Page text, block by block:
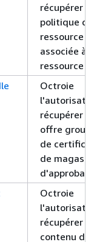
récupérer la
politique de
ressource
associée à la
ressource
Octroie
récupérer
offre
de
de magasin
Octroie
récupérer le
contenu de